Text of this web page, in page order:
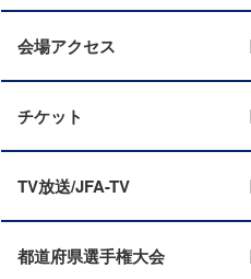
会場アクセス
チケット
TV放送/JFA-TV
都道府県選手権大会